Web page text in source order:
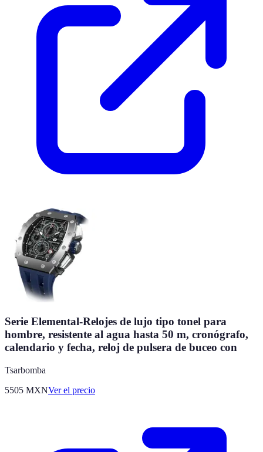
Serie Elemental-Relojes de lujo tipo tonel para
hombre, resistente al agua hasta 50 m, cronógrafo,
calendario y fecha, reloj de pulsera de buceo con
Tsarbomba
5505 MXNVer el precio